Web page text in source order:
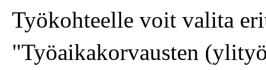
Työkohteelle voit valita
"Työaikakorvausten